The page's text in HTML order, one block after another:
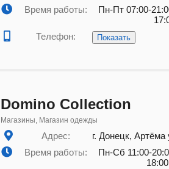
Время работы:
Пн-Пт 07:00-
Телефон:
Показать
Domino Collection
Магазины, Магазин одежды
Адрес:
г. Донецк, Артёма
Время работы:
Пн-Сб 11:00-
18:00